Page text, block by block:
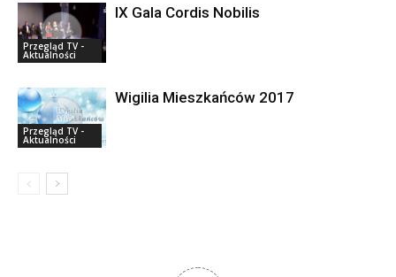
Przegląd TV -
Aktualności
IX Gala Cordis Nobilis
Przegląd TV -
Aktualności
Wigilia Mieszkańców 2017